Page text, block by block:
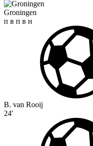
Groningen
п в п в н
B. van Rooij
24'